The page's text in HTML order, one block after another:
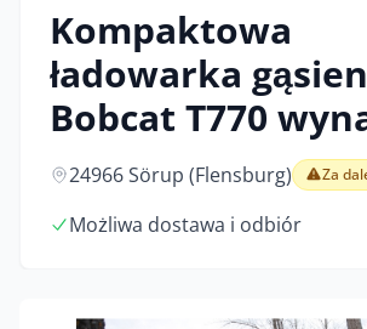
Kompaktowa
ładowarka
Bobcat T770
24966 Sörup (Flensburg) Za
Możliwa dostawa i odbiór